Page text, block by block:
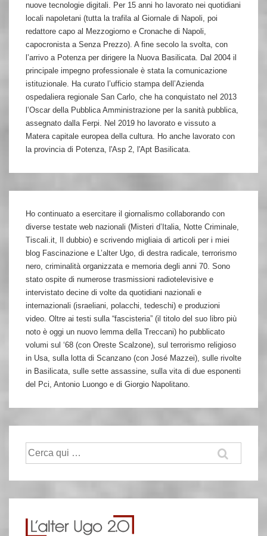
nuove tecnologie digitali. Per 15 anni ho lavorato nei quotidiani
locali napoletani (tutta la trafila al Giornale di Napoli, poi
redattore capo al Mezzogiorno e Cronache di Napoli,
capocronista a Senza Prezzo). A fine secolo la svolta, con
l’arrivo a Potenza per dirigere la Nuova Basilicata. Dal 2004 il
principale impegno professionale è stata la comunicazione
istituzionale. Ha curato l’ufficio stampa dell’Azienda
ospedaliera regionale San Carlo, che ha conquistato nel 2013
l’Oscar della Pubblica Amministrazione per la sanità pubblica,
assegnato dalla Ferpi. Nel 2019 ho lavorato e vissuto a
Matera capitale europea della cultura. Ho anche lavorato con
la provincia di Potenza, l'Asp 2, l'Apt Basilicata.
Ho continuato a esercitare il giornalismo collaborando con
diverse testate web nazionali (Misteri d’Italia, Notte Criminale,
Tiscali.it, Il dubbio) e scrivendo migliaia di articoli per i miei
blog Fascinazione e L’alter Ugo, di destra radicale, terrorismo
nero, criminalità organizzata e memoria degli anni 70. Sono
stato ospite di numerose trasmissioni radiotelevisive e
intervistato decine di volte da quotidiani nazionali e
internazionali (israeliani, polacchi, tedeschi) e produzioni
video. Oltre ai testi sulla “fascisteria” (il titolo del suo libro più
noto è oggi un nuovo lemma della Treccani) ho pubblicato
volumi sul ‘68 (con Oreste Scalzone), sul terrorismo religioso
in Usa, sulla lotta di Scanzano (con José Mazzei), sulle rivolte
in Basilicata, sulle sette assassine, sulla vita di due esponenti
del Pci, Antonio Luongo e di Giorgio Napolitano.
Cerca: